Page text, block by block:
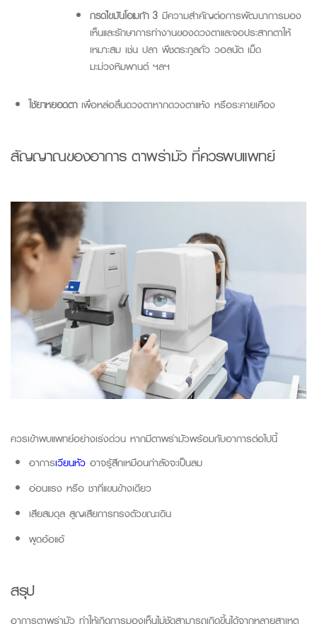
กรดไขมันโอเมก้า 3 มีความสำคัญต่อการพัฒนาการมอง
เห็นและรักษาการทำงานของดวงตาและจอประสาทตาให้
เหมาะสม เช่น ปลา พืชตระกูลถั่ว วอลนัต เม็ด
มะม่วงหิมพานต์ ฯลฯ
ใช้ยาหยอดตาเพื่อหล่อลื่นดวงตาหากดวงตาแห้ง หรือระคายเคือง
สัญญาณของอาการ ตาพร่ามัว ที่ควรพบแพทย์
ควรเข้าพบแพทย์อย่างเร่งด่วน หากมีตาพร่ามัวพร้อมกับอาการต่อไปนี้
อาการเวียนหัว อาจรู้สึกเหมือนกำลังจะเป็นลม
อ่อนแรง หรือ ชาที่แขนข้างเดียว
เสียสมดุล สูญเสียการทรงตัวขณะเดิน
พูดอ้อแอ้
สรุป
อาการตาพร่ามัว ทำให้เกิดการมองเห็นไม่ชัดสามารถเกิดขึ้นได้จากหลายสาเหตุ